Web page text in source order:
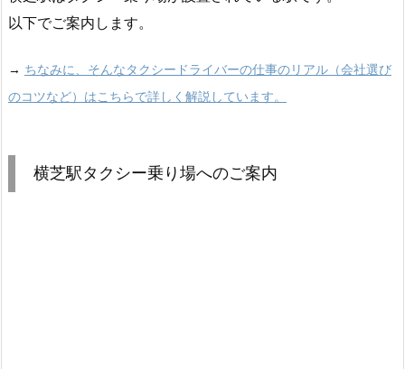
以下でご案内します。
→ ちなみに、そんなタクシードライバーの仕事のリアル（会社選び
のコツなど）はこちらで詳しく解説しています。
横芝駅タクシー乗り場へのご案内